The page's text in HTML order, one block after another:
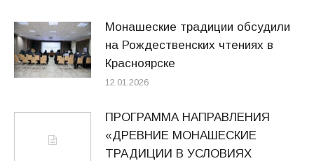
Монашеские традиции обсудили
на Рождественских чтениях в
Красноярске
12.01.2026
ПРОГРАММА НАПРАВЛЕНИЯ
«ДРЕВНИЕ МОНАШЕСКИЕ
ТРАДИЦИИ В УСЛОВИЯХ